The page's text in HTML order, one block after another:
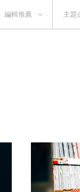
編輯推薦 主題